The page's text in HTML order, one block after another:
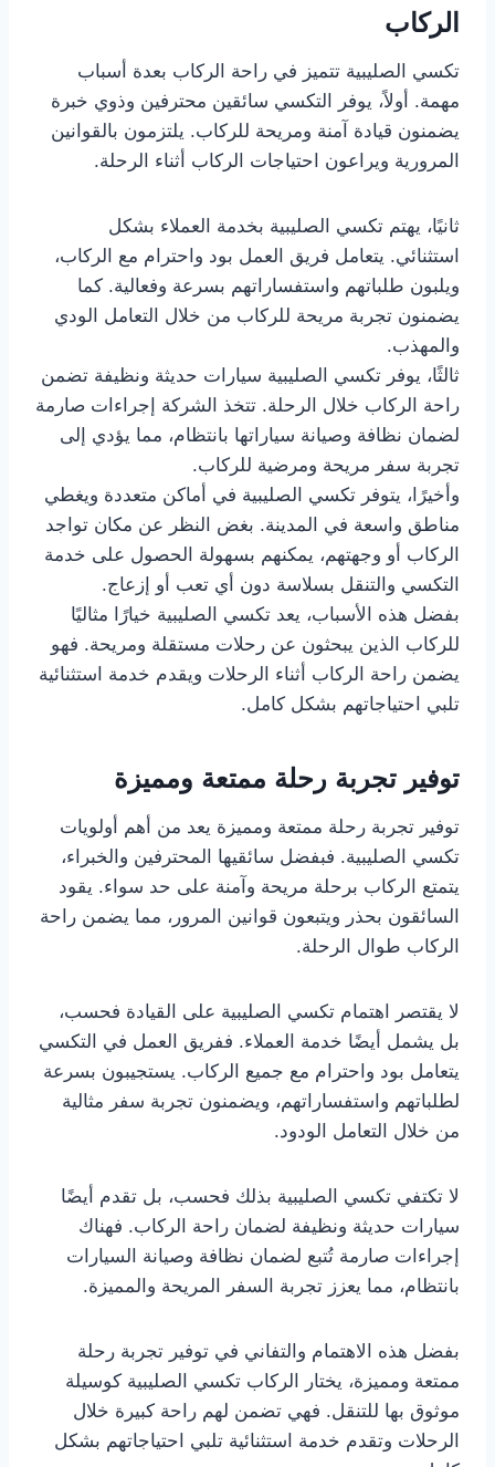
الركاب
تكسي الصليبية تتميز في راحة الركاب بعدة أسباب
مهمة. أولاً، يوفر التكسي سائقين محترفين وذوي خبرة
يضمنون قيادة آمنة ومريحة للركاب. يلتزمون بالقوانين
المرورية ويراعون احتياجات الركاب أثناء الرحلة.
ثانيًا، يهتم تكسي الصليبية بخدمة العملاء بشكل
استثنائي. يتعامل فريق العمل بود واحترام مع الركاب،
ويلبون طلباتهم واستفساراتهم بسرعة وفعالية. كما
يضمنون تجربة مريحة للركاب من خلال التعامل الودي
والمهذب.
ثالثًا، يوفر تكسي الصليبية سيارات حديثة ونظيفة تضمن
راحة الركاب خلال الرحلة. تتخذ الشركة إجراءات صارمة
لضمان نظافة وصيانة سياراتها بانتظام، مما يؤدي إلى
تجربة سفر مريحة ومرضية للركاب.
وأخيرًا، يتوفر تكسي الصليبية في أماكن متعددة ويغطي
مناطق واسعة في المدينة. بغض النظر عن مكان تواجد
الركاب أو وجهتهم، يمكنهم بسهولة الحصول على خدمة
التكسي والتنقل بسلاسة دون أي تعب أو إزعاج.
بفضل هذه الأسباب، يعد تكسي الصليبية خيارًا مثاليًا
للركاب الذين يبحثون عن رحلات مستقلة ومريحة. فهو
يضمن راحة الركاب أثناء الرحلات ويقدم خدمة استثنائية
تلبي احتياجاتهم بشكل كامل.
توفير تجربة رحلة ممتعة ومميزة
توفير تجربة رحلة ممتعة ومميزة يعد من أهم أولويات
تكسي الصليبية. فبفضل سائقيها المحترفين والخبراء،
يتمتع الركاب برحلة مريحة وآمنة على حد سواء. يقود
السائقون بحذر ويتبعون قوانين المرور، مما يضمن راحة
الركاب طوال الرحلة.
لا يقتصر اهتمام تكسي الصليبية على القيادة فحسب،
بل يشمل أيضًا خدمة العملاء. ففريق العمل في التكسي
يتعامل بود واحترام مع جميع الركاب. يستجيبون بسرعة
لطلباتهم واستفساراتهم، ويضمنون تجربة سفر مثالية
من خلال التعامل الودود.
لا تكتفي تكسي الصليبية بذلك فحسب، بل تقدم أيضًا
سيارات حديثة ونظيفة لضمان راحة الركاب. فهناك
إجراءات صارمة تُتبع لضمان نظافة وصيانة السيارات
بانتظام، مما يعزز تجربة السفر المريحة والمميزة.
بفضل هذه الاهتمام والتفاني في توفير تجربة رحلة
ممتعة ومميزة، يختار الركاب تكسي الصليبية كوسيلة
موثوق بها للتنقل. فهي تضمن لهم راحة كبيرة خلال
الرحلات وتقدم خدمة استثنائية تلبي احتياجاتهم بشكل